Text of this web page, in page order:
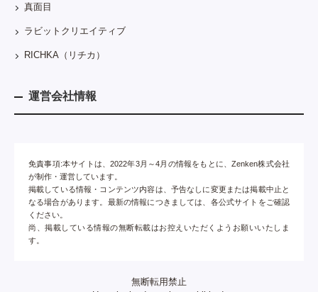
真面目
ラビットクリエイティブ
RICHKA（リチカ）
運営会社情報
免責事項:本サイトは、2022年3月～4月の情報をもとに、Zenken株式会社
が制作・運営しています。
掲載している情報・コンテンツ内容は、予告なしに変更または掲載中止と
なる場合があります。最新の情報につきましては、各公式サイトをご確認
ください。
尚、掲載している情報の無断転載はお控えいただくようお願いいたしま
す。
無断転用禁止